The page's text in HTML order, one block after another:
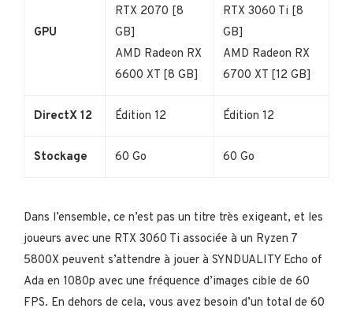
GPU
RTX 2070 [8
GB]
AMD Radeon RX
6600 XT [8 GB]
RTX 3060 Ti [8
GB]
AMD Radeon RX
6700 XT [12 GB]
DirectX 12 Édition 12 Édition 12
Stockage 60 Go 60 Go
Dans l’ensemble, ce n’est pas un titre très exigeant, et les
joueurs avec une RTX 3060 Ti associée à un Ryzen 7
5800X peuvent s’attendre à jouer à SYNDUALITY Echo of
Ada en 1080p avec une fréquence d’images cible de 60
FPS. En dehors de cela, vous avez besoin d’un total de 60